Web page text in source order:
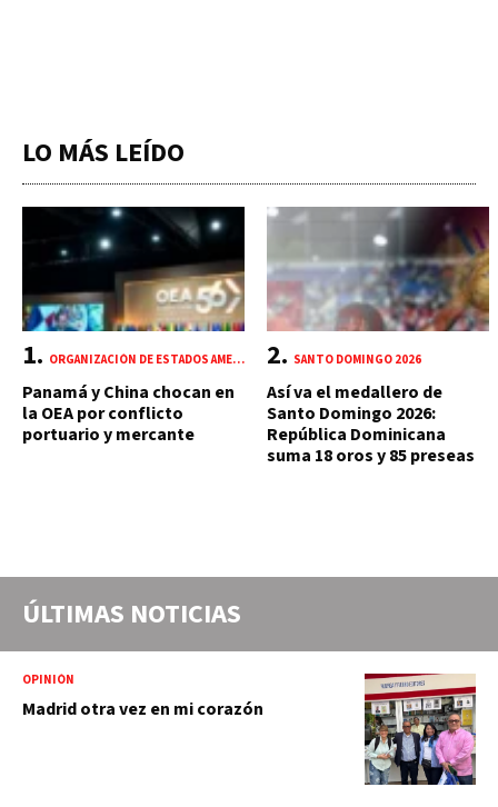
LO MÁS LEÍDO
ORGANIZACIÓN DE ESTADOS AMERICANOS (OEA)
Panamá y China chocan en
la OEA por conflicto
portuario y mercante
SANTO DOMINGO 2026
Así va el medallero de
Santo Domingo 2026:
República Dominicana
suma 18 oros y 85 preseas
ÚLTIMAS NOTICIAS
OPINIÓN
Madrid otra vez en mi corazón